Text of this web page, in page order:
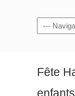
Navigation
Fête
enfants